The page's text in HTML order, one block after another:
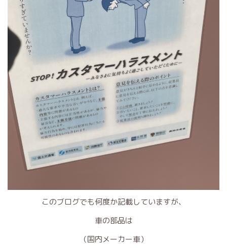
このブログでも何度か記載していますが、
車の部品は
（国内メーカー車）